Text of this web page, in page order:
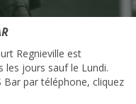
Regnieville est
jours sauf le Lundi.
par téléphone, cliquez